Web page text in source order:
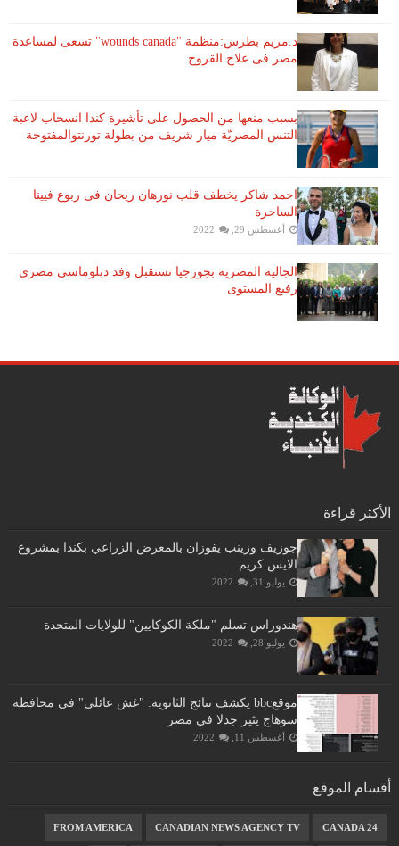
د.مريم بطرس:منظمة "wounds canada" تسعى لمساعدة
مصر فى علاج القروح
بسبب منعها من الحصول على تأشيرة كندا انسحاب لاعبة ​
التنس​ المصريّة ​ميار شريف​ من بطولة ​تورنتو​المفتوحة
احمد شاكر يخطف قلب نورهان ريحان فى ربوع فيينا
الساحرة
أغسطس 29, 2022
الجالية المصرية بجورجيا تستقبل وفد دبلوماسى مصرى
رفيع المستوى
الأكثر قراءة
جوزيف وزينب يفوزان بالمعرض الزراعي بكندا بمشروع
الايس كريم
يوليو 31, 2022
هندوراس تسلم "ملكة الكوكايين" للولايات المتحدة
يوليو 28, 2022
موقعbbc يكشف نتائج الثانوية: "غش عائلي" فى محافظة
سوهاج يثير جدلا في مصر
أغسطس 11, 2022
أقسام الموقع
CANADA 24
CANADIAN NEWS AGENCY TV
FROM AMERICA